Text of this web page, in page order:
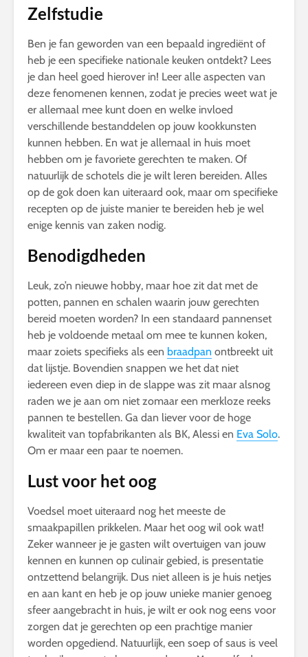
Zelfstudie
Ben je fan geworden van een bepaald ingrediënt of
heb je een specifieke nationale keuken ontdekt? Lees
je dan heel goed hierover in! Leer alle aspecten van
deze fenomenen kennen, zodat je precies weet wat je
er allemaal mee kunt doen en welke invloed
verschillende bestanddelen op jouw kookkunsten
kunnen hebben. En wat je allemaal in huis moet
hebben om je favoriete gerechten te maken. Of
natuurlijk de schotels die je wilt leren bereiden. Alles
op de gok doen kan uiteraard ook, maar om specifieke
recepten op de juiste manier te bereiden heb je wel
enige kennis van zaken nodig.
Benodigdheden
Leuk, zo’n nieuwe hobby, maar hoe zit dat met de
potten, pannen en schalen waarin jouw gerechten
bereid moeten worden? In een standaard pannenset
heb je voldoende metaal om mee te kunnen koken,
maar zoiets specifieks als een braadpan ontbreekt uit
dat lijstje. Bovendien snappen we het dat niet
iedereen even diep in de slappe was zit maar alsnog
raden we je aan om niet zomaar een merkloze reeks
pannen te bestellen. Ga dan liever voor de hoge
kwaliteit van topfabrikanten als BK, Alessi en Eva Solo.
Om er maar een paar te noemen.
Lust voor het oog
Voedsel moet uiteraard nog het meeste de
smaakpapillen prikkelen. Maar het oog wil ook wat!
Zeker wanneer je je gasten wilt overtuigen van jouw
kennen en kunnen op culinair gebied, is presentatie
ontzettend belangrijk. Dus niet alleen is je huis netjes
en aan kant en heb je op jouw unieke manier genoeg
sfeer aangebracht in huis, je wilt er ook nog eens voor
zorgen dat je gerechten op een prachtige manier
worden opgediend. Natuurlijk, een soep of saus is veel